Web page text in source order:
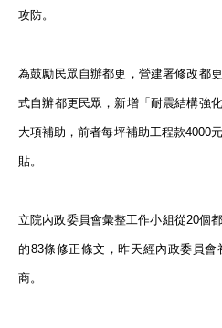
攻防。
為鼓勵民眾自辦都更，營建署修改都
式自辦都更民眾，新增「耐震結構強
大項補助，前者每坪補助工程款4000
貼。
立院內政委員會彙整工作小組從20個
的83條修正條文，昨天經內政委員
商。